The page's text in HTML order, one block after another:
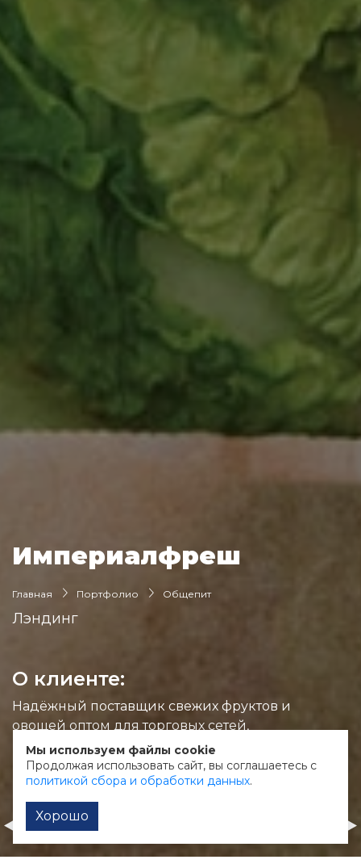
Империалфреш
Главная Портфолио Общепит
Лэндинг
О клиенте:
Надёжный поставщик свежих фруктов и
овощей оптом для торговых сетей,
ресторанов и перерабатывающих
предприятий.
Корпоративный сайт
Мы используем файлы cookie
Продолжая использовать сайт, вы соглашаетесь с
политикой сбора и обработки данных.
Хорошо